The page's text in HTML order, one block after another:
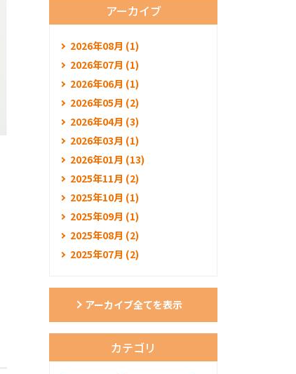
アーカイブ
2026年08月 (1)
2026年07月 (1)
2026年06月 (1)
2026年05月 (2)
2026年04月 (3)
2026年03月 (1)
2026年01月 (13)
2025年11月 (2)
2025年10月 (1)
2025年09月 (1)
2025年08月 (2)
2025年07月 (2)
アーカイブ全てを表示
カテゴリ